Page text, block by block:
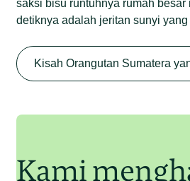
Sumatera di
Junaidi Hanafiah 27
Begini Modus
saksi bisu runtuhnya rumah besar
detiknya adalah jeritan sunyi yang
Kami